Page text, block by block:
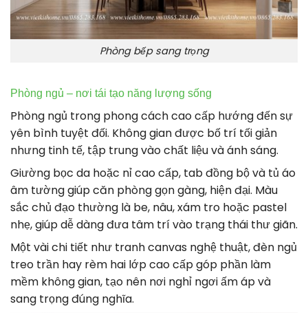
Phòng bếp sang trọng
Phòng ngủ – nơi tái tạo năng lượng sống
Phòng ngủ trong phong cách cao cấp hướng đến sự
yên bình tuyệt đối. Không gian được bố trí tối giản
nhưng tinh tế, tập trung vào chất liệu và ánh sáng.
Giường bọc da hoặc nỉ cao cấp, tab đồng bộ và tủ áo
âm tường giúp căn phòng gọn gàng, hiện đại. Màu
sắc chủ đạo thường là be, nâu, xám tro hoặc pastel
nhẹ, giúp dễ dàng đưa tâm trí vào trạng thái thư giãn.
Một vài chi tiết như tranh canvas nghệ thuật, đèn ngủ
treo trần hay rèm hai lớp cao cấp góp phần làm
mềm không gian, tạo nên nơi nghỉ ngơi ấm áp và
sang trọng đúng nghĩa.